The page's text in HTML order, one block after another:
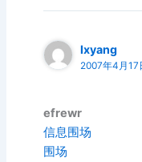
lxyang
2007年4月17
efrewr
信息围场
围场